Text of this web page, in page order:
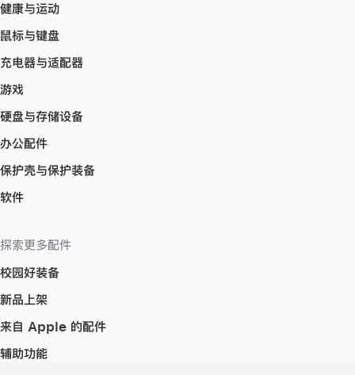
健康与运动
鼠标与键盘
充电器与适配器
游戏
硬盘与存储设备
办公配件
保护壳与保护装备
软件
探索更多配件
校园好装备
新品上架
来自 Apple 的配件
辅助功能